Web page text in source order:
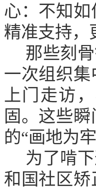
心：不知
精准支持，
那些刻
一次组织
上门走访
固。这些
的“画地为
为了啃
和国社区